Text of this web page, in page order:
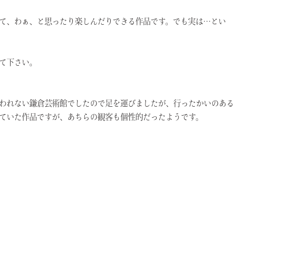
、わぁ、と思ったり楽しんだりできる作品です。でも実は…とい
下さい。
れない鎌倉芸術館でしたので足を運びましたが、行ったかいのある
た作品ですが、あちらの観客も個性的だったようです。